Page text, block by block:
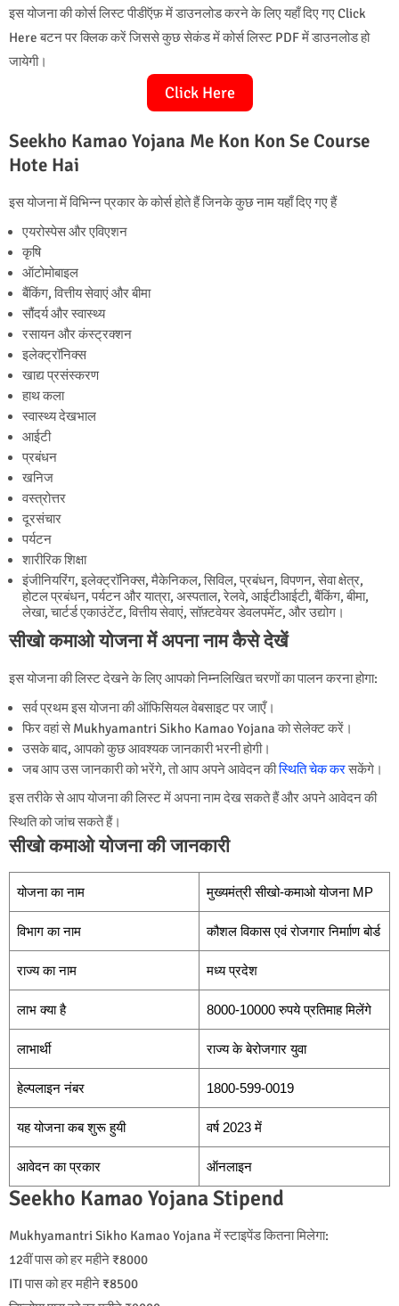
इस योजना की कोर्स लिस्ट पीडीऍफ़ में डाउनलोड करने के लिए यहाँ दिए गए Click
Here बटन पर क्लिक करें जिससे कुछ सेकंड में कोर्स लिस्ट PDF में डाउनलोड हो
जायेगी।
Click Here
Seekho Kamao Yojana Me Kon Kon Se Course
Hote Hai
इस योजना में विभिन्न प्रकार के कोर्स होते हैं जिनके कुछ नाम यहाँ दिए गए हैं
एयरोस्पेस और एविएशन
कृषि
ऑटोमोबाइल
बैंकिंग, वित्तीय सेवाएं और बीमा
सौंदर्य और स्वास्थ्य
रसायन और कंस्ट्रक्शन
इलेक्ट्रॉनिक्स
खाद्य प्रसंस्करण
हाथ कला
स्वास्थ्य देखभाल
आईटी
प्रबंधन
खनिज
वस्त्रोत्तर
दूरसंचार
पर्यटन
शारीरिक शिक्षा
इंजीनियरिंग, इलेक्ट्रॉनिक्स, मैकेनिकल, सिविल, प्रबंधन, विपणन, सेवा क्षेत्र,
होटल प्रबंधन, पर्यटन और यात्रा, अस्पताल, रेलवे, आईटीआईटी, बैंकिंग, बीमा,
लेखा, चार्टर्ड एकाउंटेंट, वित्तीय सेवाएं, सॉफ़्टवेयर डेवलपमेंट, और उद्योग।
सीखो कमाओ योजना में अपना नाम कैसे देखें
इस योजना की लिस्ट देखने के लिए आपको निम्नलिखित चरणों का पालन करना होगा:
सर्व प्रथम इस योजना की ऑफिसियल वेबसाइट पर जाएँ।
फिर वहां से Mukhyamantri Sikho Kamao Yojana को सेलेक्ट करें।
उसके बाद, आपको कुछ आवश्यक जानकारी भरनी होगी।
जब आप उस जानकारी को भरेंगे, तो आप अपने आवेदन कीस्थिति चेक करसकेंगे।
इस तरीके से आप योजना की लिस्ट में अपना नाम देख सकते हैं और अपने आवेदन की
स्थिति को जांच सकते हैं।
सीखो कमाओ योजना की जानकारी
योजना का नाम मुख्यमंत्री सीखो-कमाओ योजना MP
विभाग का नाम कौशल विकास एवं रोजगार निर्मााण बोर्ड
राज्य का नाम मध्य प्रदेश
लाभ क्या है 8000-10000 रुपये प्रतिमाह मिलेंगे
लाभार्थी राज्य के बेरोजगार युवा
हेल्पलाइन नंबर 1800-599-0019
यह योजना कब शुरू हुयी वर्ष 2023 में
आवेदन का प्रकार ऑनलाइन
Seekho Kamao Yojana Stipend
Mukhyamantri Sikho Kamao Yojana में स्टाइपेंड कितना मिलेगा:
12वीं पास को हर महीने ₹8000
ITI पास को हर महीने ₹8500